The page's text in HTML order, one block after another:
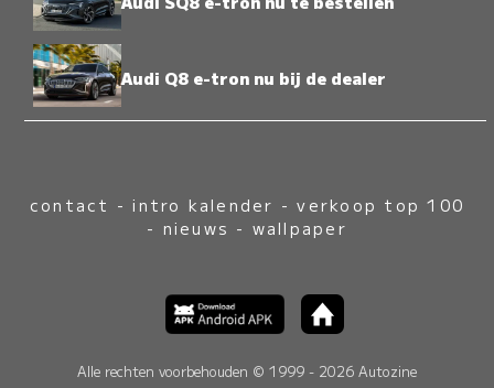
Audi Q8 e-tron nu bij de dealer
contact -intro kalender -verkoop top 100
- nieuws - wallpaper
Alle rechten voorbehouden © 1999 - 2026 Autozine